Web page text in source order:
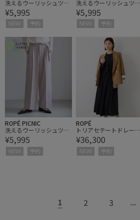
洗えるウーリッシュツイ
ルワイドパンツ/低身
長・小柄さんサイズ有り
¥5,995
NEW! 予約
洗えるウーリッシュツイ
ルワイドパンツ/低身
長・小柄さんサイズ有り
¥5,995
NEW! 予約
ROPÉ PICNIC
洗えるウーリッシュツイ
ルワイドパンツ/低身
長・小柄さんサイズ有り
¥5,995
NEW! 予約
ROPÉ
トリアセテートドレープ
フリルワンピース/防シ
ワ・イージーケア
¥36,300
NEW! 予約
1 2 3